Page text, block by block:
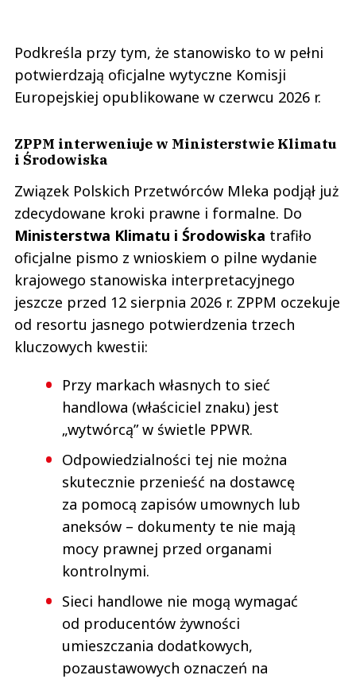
Podkreśla przy tym, że stanowisko to w pełni
potwierdzają oficjalne wytyczne Komisji
Europejskiej opublikowane w czerwcu 2026 r.
ZPPM interweniuje w Ministerstwie Klimatu
i Środowiska
Związek Polskich Przetwórców Mleka podjął już
zdecydowane kroki prawne i formalne. Do
Ministerstwa Klimatu i Środowiska trafiło
oficjalne pismo z wnioskiem o pilne wydanie
krajowego stanowiska interpretacyjnego
jeszcze przed 12 sierpnia 2026 r. ZPPM oczekuje
od resortu jasnego potwierdzenia trzech
kluczowych kwestii:
Przy markach własnych to sieć
handlowa (właściciel znaku) jest
„wytwórcą” w świetle PPWR.
Odpowiedzialności tej nie można
skutecznie przenieść na dostawcę
za pomocą zapisów umownych lub
aneksów – dokumenty te nie mają
mocy prawnej przed organami
kontrolnymi.
Sieci handlowe nie mogą wymagać
od producentów żywności
umieszczania dodatkowych,
pozaustawowych oznaczeń na